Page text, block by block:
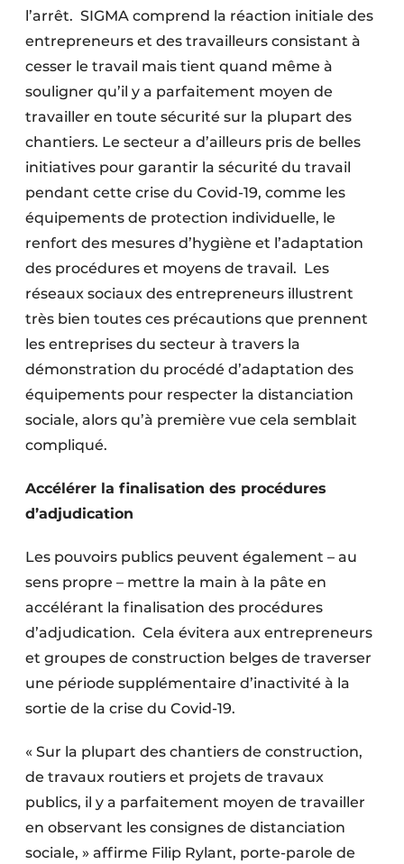
l’arrêt. SIGMA comprend la réaction initiale des
entrepreneurs et des travailleurs consistant à
cesser le travail mais tient quand même à
souligner qu’il y a parfaitement moyen de
travailler en toute sécurité sur la plupart des
chantiers. Le secteur a d’ailleurs pris de belles
initiatives pour garantir la sécurité du travail
pendant cette crise du Covid-19, comme les
équipements de protection individuelle, le
renfort des mesures d’hygiène et l’adaptation
des procédures et moyens de travail. Les
réseaux sociaux des entrepreneurs illustrent
très bien toutes ces précautions que prennent
les entreprises du secteur à travers la
démonstration du procédé d’adaptation des
équipements pour respecter la distanciation
sociale, alors qu’à première vue cela semblait
compliqué.
Accélérer la finalisation des procédures
d’adjudication
Les pouvoirs publics peuvent également – au
sens propre – mettre la main à la pâte en
accélérant la finalisation des procédures
d’adjudication. Cela évitera aux entrepreneurs
et groupes de construction belges de traverser
une période supplémentaire d’inactivité à la
sortie de la crise du Covid-19.
« Sur la plupart des chantiers de construction,
de travaux routiers et projets de travaux
publics, il y a parfaitement moyen de travailler
en observant les consignes de distanciation
sociale, » affirme Filip Rylant, porte-parole de